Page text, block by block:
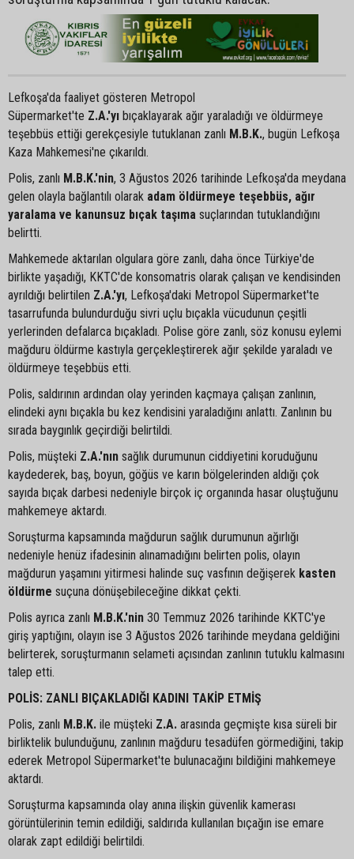
Lefkoşa'da faaliyet gösteren Metropol
Süpermarket'te Z.A.'yı bıçaklayarak ağır yaraladığı ve öldürmeye
teşebbüs ettiği gerekçesiyle tutuklanan zanlı M.B.K., bugün Lefkoşa
Kaza Mahkemesi'ne çıkarıldı.
Polis, zanlı M.B.K.'nin, 3 Ağustos 2026 tarihinde Lefkoşa'da meydana
gelen olayla bağlantılı olarak adam öldürmeye teşebbüs, ağır
yaralama ve kanunsuz bıçak taşıma suçlarından tutuklandığını
belirtti.
Mahkemede aktarılan olgulara göre zanlı, daha önce Türkiye'de
birlikte yaşadığı, KKTC'de konsomatris olarak çalışan ve kendisinden
ayrıldığı belirtilen Z.A.'yı, Lefkoşa'daki Metropol Süpermarket'te
tasarrufunda bulundurduğu sivri uçlu bıçakla vücudunun çeşitli
yerlerinden defalarca bıçakladı. Polise göre zanlı, söz konusu eylemi
mağduru öldürme kastıyla gerçekleştirerek ağır şekilde yaraladı ve
öldürmeye teşebbüs etti.
Polis, saldırının ardından olay yerinden kaçmaya çalışan zanlının,
elindeki aynı bıçakla bu kez kendisini yaraladığını anlattı. Zanlının bu
sırada baygınlık geçirdiği belirtildi.
Polis, müşteki Z.A.'nın sağlık durumunun ciddiyetini koruduğunu
kaydederek, baş, boyun, göğüs ve karın bölgelerinden aldığı çok
sayıda bıçak darbesi nedeniyle birçok iç organında hasar oluştuğunu
mahkemeye aktardı.
Soruşturma kapsamında mağdurun sağlık durumunun ağırlığı
nedeniyle henüz ifadesinin alınamadığını belirten polis, olayın
mağdurun yaşamını yitirmesi halinde suç vasfının değişerek kasten
öldürme suçuna dönüşebileceğine dikkat çekti.
Polis ayrıca zanlı M.B.K.'nin 30 Temmuz 2026 tarihinde KKTC'ye
giriş yaptığını, olayın ise 3 Ağustos 2026 tarihinde meydana geldiğini
belirterek, soruşturmanın selameti açısından zanlının tutuklu kalmasını
talep etti.
POLİS: ZANLI BIÇAKLADIĞI KADINI TAKİP ETMİŞ
Polis, zanlı M.B.K. ile müşteki Z.A. arasında geçmişte kısa süreli bir
birliktelik bulunduğunu, zanlının mağduru tesadüfen görmediğini, takip
ederek Metropol Süpermarket'te bulunacağını bildiğini mahkemeye
aktardı.
Soruşturma kapsamında olay anına ilişkin güvenlik kamerası
görüntülerinin temin edildiği, saldırıda kullanılan bıçağın ise emare
olarak zapt edildiği belirtildi.